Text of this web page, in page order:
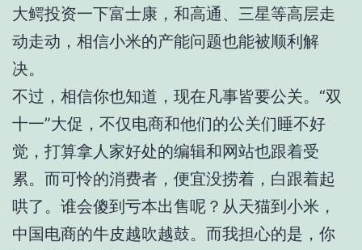
大鳄投资一下富士康，和高通、三星等高层走
动走动，相信小米的产能问题也能被顺利解
决。
不过，相信你也知道，现在凡事皆要公关。“双
十一”大促，不仅电商和他们的公关们睡不好
觉，打算拿人家好处的编辑和网站也跟着受
累。而可怜的消费者，便宜没捞着，白跟着起
哄了。谁会傻到亏本出售呢？从天猫到小米，
中国电商的牛皮越吹越鼓。而我担心的是，你